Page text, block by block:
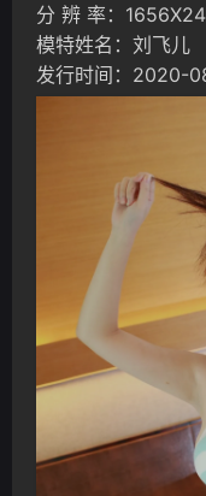
分 辨 率：
模特姓名：刘飞儿
发行时间：2020-